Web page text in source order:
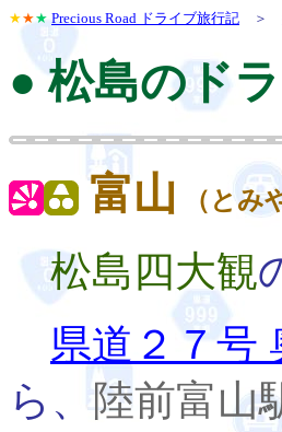
★★★ Precious Road ドライブ旅行記 ＞
● 松島のド
富山 （とみ
松島四大観
県道２７号
ら、陸前富山